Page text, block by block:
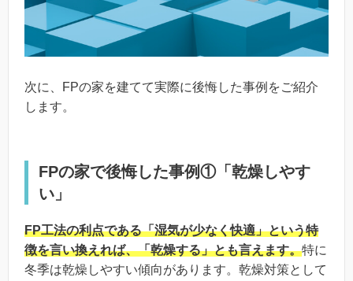
次に、FPの家を建てて実際に後悔した事例をご紹介
します。
FPの家で後悔した事例①「乾燥しやす
い」
FP工法の利点である「湿気が少なく快適」という特
徴を言い換えれば、「乾燥する」とも言えます。特に
冬季は乾燥しやすい傾向があります。乾燥対策として